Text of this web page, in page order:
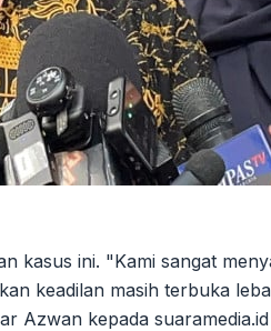
kasus ini. "Kami sangat
keadilan masih terbuka
Azwan kepada